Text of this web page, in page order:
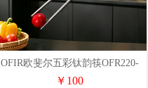
OFIR欧斐尔五彩钛韵筷OFR220-
T11（内外纯钛）
￥100